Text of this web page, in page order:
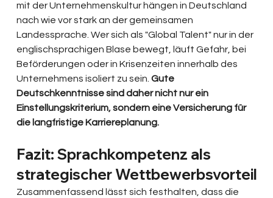
mit der Unternehmenskultur hängen in Deutschland
nach wie vor stark an der gemeinsamen
Landessprache. Wer sich als "Global Talent" nur in der
englischsprachigen Blase bewegt, läuft Gefahr, bei
Beförderungen oder in Krisenzeiten innerhalb des
Unternehmens isoliert zu sein. Gute
Deutschkenntnisse sind daher nicht nur ein
Einstellungskriterium, sondern eine Versicherung für
die langfristige Karriereplanung.
Fazit: Sprachkompetenz als
strategischer Wettbewerbsvorteil
Zusammenfassend lässt sich festhalten, dass die